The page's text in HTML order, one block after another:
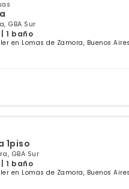
GBA Sur
1 baño
en Lomas de Zamora, Buenos Aires
1piso
GBA Sur
1 baño
en Lomas de Zamora, Buenos Aires